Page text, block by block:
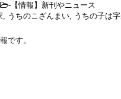
-【情報】新刊やニュース
, うちのこざんまい, うちの子は
です。